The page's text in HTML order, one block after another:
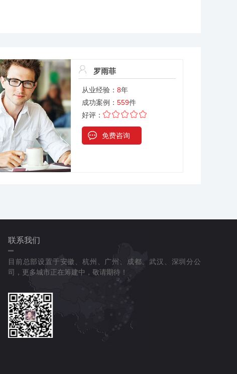
罗雨菲
从业经验： 8年
成功案例： 559件
好评：
免费咨询
联系我们
目前总部设置于安徽、杭州、广州、成都、武汉、深圳分公
司，更多城市正在筹建中，敬请期待！